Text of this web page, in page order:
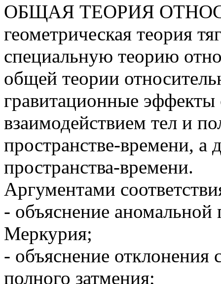
ОБЩАЯ ТЕОРИЯ
геометрическая теория
специальную теорию
общей теории
гравитационные
взаимодействием тел и
пространстве-времени, а
пространства-времени.
Аргументами
- объяснение аномальной
Меркурия;
- объяснение отклонения
полного затмения;